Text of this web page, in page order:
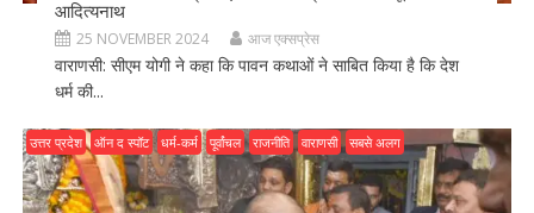
आदित्यनाथ
25 NOVEMBER 2024 आज एक्सप्रेस
वाराणसी: सीएम योगी ने कहा कि पावन कथाओं ने साबित किया है कि देश
धर्म की...
उत्तर प्रदेश ऑन द स्पॉट धर्म-कर्म पूर्वांचल राजनीति वाराणसी सबसे अलग